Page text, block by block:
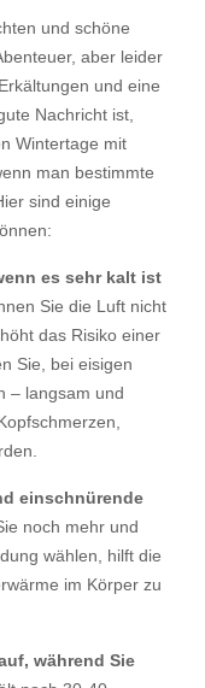
und schöne
aber leider
und eine
Nachricht ist,
Wintertage mit
man bestimmte
sind einige
es sehr kalt ist
Sie die Luft nicht
das Risiko einer
Sie, bei eisigen
– langsam und
einschnürende
noch mehr und
wählen, hilft die
im Körper zu
während Sie